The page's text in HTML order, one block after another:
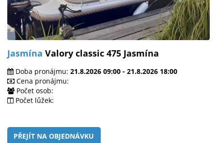
Jasmína Valory classic 475 Jasmína
Doba pronájmu: 21.8.2026 09:00 - 21.8.2026 18:00
Cena pronájmu:
Počet osob:
Počet lůžek:
PŘEJÍT NA OBJEDNÁVKU